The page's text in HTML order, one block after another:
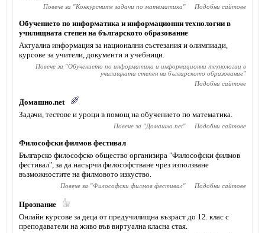
Повече за "Конкурсните задачи по математика" Подобни сайтове
Обучението по информатика и информационни технологии в
училищната степен на българското образование
Актуална информация за национални състезания и олимпиади,
курсове за учители, документи и учебници.
Повече за "Обучението по информатика и информационни технологии в
училищната степен на българското образование"
Подобни сайтове
Домашно.net
Задачи, тестове и уроци в помощ на обучението по математика.
Повече за "Домашно.net" Подобни сайтове
Философски филмов фестивал
Българско философско общество организира "Философски филмов
фестивал", за да насърчи философстване чрез използване
възможностите на филмовото изкуство.
Повече за "Философски филмов фестивал" Подобни сайтове
Прознание
Онлайн курсове за деца от предучилищна възраст до 12. клас с
преподаватели на живо във виртуална класна стая.